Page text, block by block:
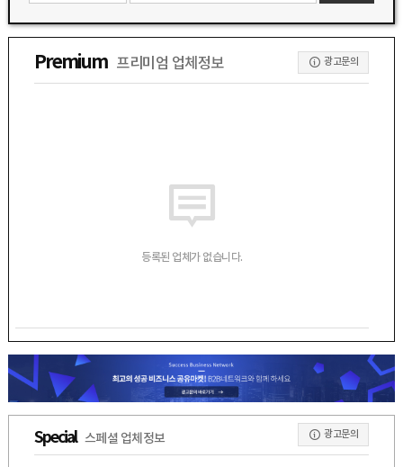
Premium 프리미엄 업체정보 광고문의
등록된 업체가 없습니다.
Special 스페셜 업체정보 광고문의